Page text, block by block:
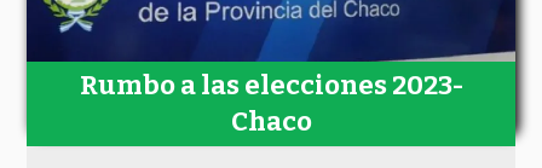
Rumbo a las elecciones 2023-
Chaco